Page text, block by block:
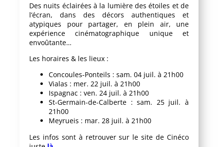
Des nuits éclairées à la lumière des étoiles et de
l’écran, dans des décors authentiques et
atypiques pour partager, en plein air, une
expérience cinématographique unique et
envoûtante…
Les horaires & les lieux :
Concoules-Ponteils : sam. 04 juil. à 21h00
Vialas : mer. 22 juil. à 21h00
Ispagnac : ven. 24 juil. à 21h00
St-Germain-de-Calberte : sam. 25 juil. à
21h00
Meyrueis : mar. 28 juil. à 21h00
Les infos sont à retrouver sur le site de Cinéco